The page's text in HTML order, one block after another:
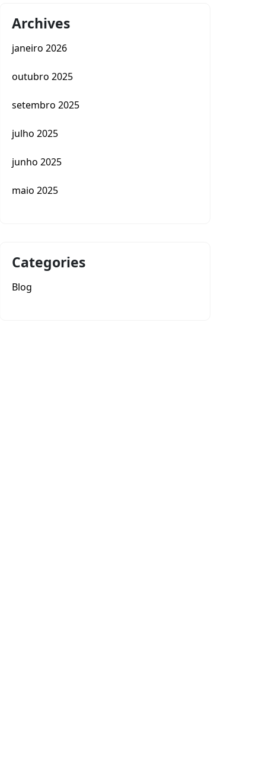
Archives
janeiro 2026
outubro 2025
setembro 2025
julho 2025
junho 2025
maio 2025
Categories
Blog